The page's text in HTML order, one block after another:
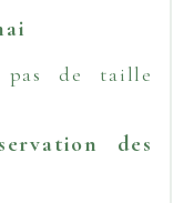
pas de taille
des